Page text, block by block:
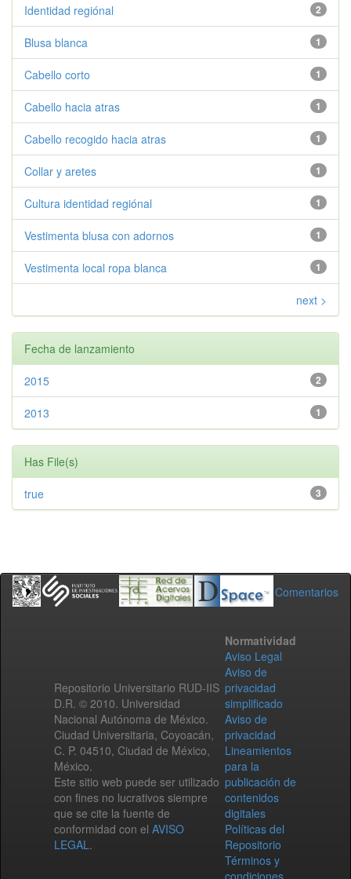
2
Identidad regiónal
1
Blusa blanca
1
Cabello corto
1
Cabello hacia atras
1
Cabello recogido hacia atras
1
Collar y aretes
1
Cultura identidad regiónal
1
Vestimenta blusa con adornos
1
Vestimenta local ropa blanca
next >
Fecha de lanzamiento
2
2015
1
2013
Has File(s)
3
true
Comentarios
Repositorio Universitario RUD-IIS
D.R. © 2010. Universidad
Nacional Autónoma de México.
Ciudad Universitaria, Coyoacán,
C. P. 04510, Ciudad de México,
México.
Este sitio web puede ser utilizado
con fines no lucrativos siempre
que se cite la fuente de
conformidad con el AVISO
LEGAL.
Normatividad
Aviso Legal
Aviso de
privacidad
simplificado
Aviso de
privacidad
Lineamientos
para la
publicación de
contenidos
digitales
Políticas del
Repositorio
Términos y
condiciones